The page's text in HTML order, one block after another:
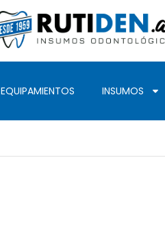
EQUIPAMIENTOS INSUMOS